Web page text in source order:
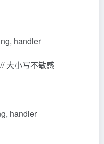
handler
大小写不敏感
handler